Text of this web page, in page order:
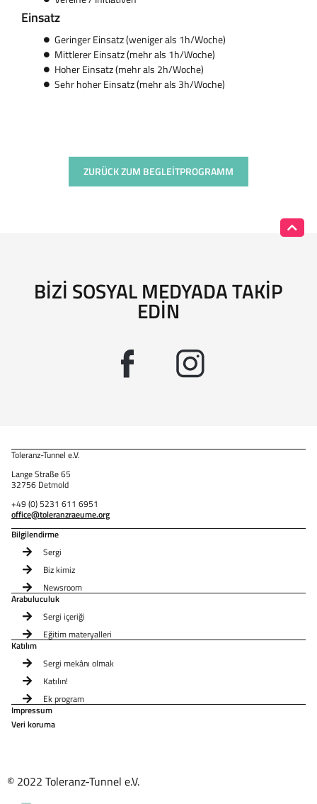
Einsatz
Geringer Einsatz (weniger als 1h/Woche)
Mittlerer Einsatz (mehr als 1h/Woche)
Hoher Einsatz (mehr als 2h/Woche)
Sehr hoher Einsatz (mehr als 3h/Woche)
ZURÜCK ZUM BEGLEITPROGRAMM
BIZI SOSYAL MEDYADA TAKIP
EDIN
Toleranz-Tunnel e.V.
Lange Straße 65
32756 Detmold
+49 (0) 5231 611 6951
office@toleranzraeume.org
Bilgilendirme
Sergi
Biz kimiz
Newsroom
Arabuluculuk
Sergi içeriği
Eğitim materyalleri
Katılım
Sergi mekânı olmak
Katılın!
Ek program
Impressum
Veri koruma
© 2022 Toleranz-Tunnel e.V.